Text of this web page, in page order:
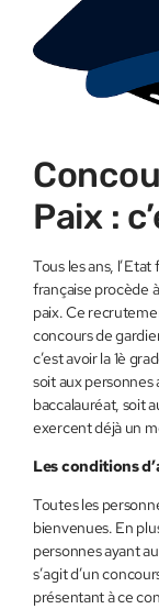
Paix :
Tous les ans,
française procède
paix. Ce
concours de
c’est avoir la 1è
soit aux
baccalauréat, soit
exercent déjà un
Les conditions
Toutes les
bienvenues. En
personnes ayant
s’agit d’un
présentant à ce